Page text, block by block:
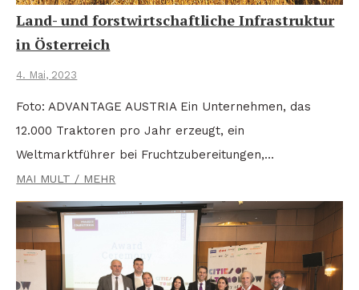
Land- und forstwirtschaftliche Infrastruktur
in Österreich
4. Mai, 2023
Foto: ADVANTAGE AUSTRIA Ein Unternehmen, das
12.000 Traktoren pro Jahr erzeugt, ein
Weltmarktführer bei Fruchtzubereitungen,…
MAI MULT / MEHR